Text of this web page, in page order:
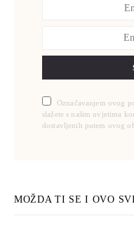
Označavanjem ovog
slažete s našim uvjetima
dostavljenih putem ovog
MOŽDA TI SE I OVO